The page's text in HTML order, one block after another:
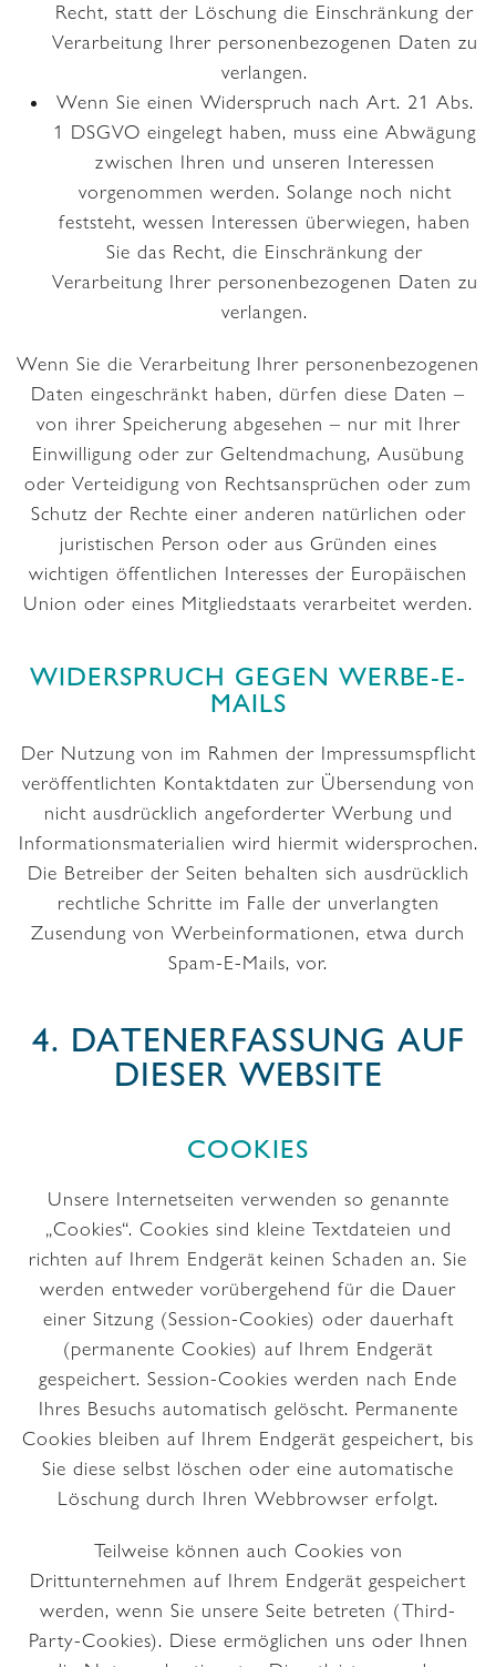
Recht, statt der Löschung die Einschränkung der
Verarbeitung Ihrer personenbezogenen Daten zu
verlangen.
Wenn Sie einen Widerspruch nach Art. 21 Abs.
1 DSGVO eingelegt haben, muss eine Abwägung
zwischen Ihren und unseren Interessen
vorgenommen werden. Solange noch nicht
feststeht, wessen Interessen überwiegen, haben
Sie das Recht, die Einschränkung der
Verarbeitung Ihrer personenbezogenen Daten zu
verlangen.
Wenn Sie die Verarbeitung Ihrer personenbezogenen
Daten eingeschränkt haben, dürfen diese Daten –
von ihrer Speicherung abgesehen – nur mit Ihrer
Einwilligung oder zur Geltendmachung, Ausübung
oder Verteidigung von Rechtsansprüchen oder zum
Schutz der Rechte einer anderen natürlichen oder
juristischen Person oder aus Gründen eines
wichtigen öffentlichen Interesses der Europäischen
Union oder eines Mitgliedstaats verarbeitet werden.
WIDERSPRUCH GEGEN WERBE-E-
MAILS
Der Nutzung von im Rahmen der Impressumspflicht
veröffentlichten Kontaktdaten zur Übersendung von
nicht ausdrücklich angeforderter Werbung und
Informationsmaterialien wird hiermit widersprochen.
Die Betreiber der Seiten behalten sich ausdrücklich
rechtliche Schritte im Falle der unverlangten
Zusendung von Werbeinformationen, etwa durch
Spam-E-Mails, vor.
4. DATENERFASSUNG AUF
DIESER WEBSITE
COOKIES
Unsere Internetseiten verwenden so genannte
„Cookies“. Cookies sind kleine Textdateien und
richten auf Ihrem Endgerät keinen Schaden an. Sie
werden entweder vorübergehend für die Dauer
einer Sitzung (Session-Cookies) oder dauerhaft
(permanente Cookies) auf Ihrem Endgerät
gespeichert. Session-Cookies werden nach Ende
Ihres Besuchs automatisch gelöscht. Permanente
Cookies bleiben auf Ihrem Endgerät gespeichert, bis
Sie diese selbst löschen oder eine automatische
Löschung durch Ihren Webbrowser erfolgt.
Teilweise können auch Cookies von
Drittunternehmen auf Ihrem Endgerät gespeichert
werden, wenn Sie unsere Seite betreten (Third-
Party-Cookies). Diese ermöglichen uns oder Ihnen